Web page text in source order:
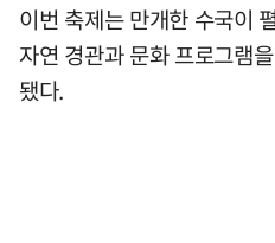
이번 축제는 만개한 수국이
자연 경관과 문화 프로그램
됐다.